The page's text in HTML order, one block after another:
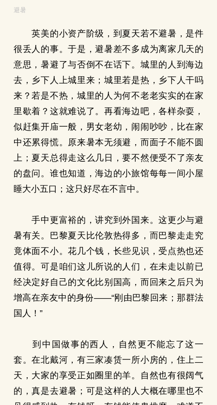
避暑
英美的小资产阶级，到夏天若不避暑，是件
很丢人的事。于是，避暑差不多成为离家几天的
意思，暑避了与否倒不在话下。城里的人到海边
去，乡下人上城里来；城里若是热，乡下人干吗
来？若是不热，城里的人为何不老老实实的在家
里歇着？这就难说了。再看海边吧，各样杂耍，
似赶集开庙一般，男女老幼，闹闹吵吵，比在家
中还累得慌。原来暑本无须避，而面子不能不圆
上；夏天总得走这么几日，要不然便受不了亲友
的盘问。谁也知道，海边的小旅馆每每一间小屋
睡大小五口；这只好尽在不言中。
手中更富裕的，讲究到外国来。这更少与避
暑有关。巴黎夏天比伦敦热得多，而巴黎走走究
竟体面不小。花几个钱，长些见识，受点热也还
值得。可是咱们这儿所说的人们，在未走以前已
经决定好自己的文化比别国高，而回来之后只为
增高在亲友中的身份——“刚由巴黎回来；那群法
国人！”
到中国做事的西人，自然更不能忘了这一
套。在北戴河，有三家凑赁一所小房的，住上二
天，大家的享受正如圈里的羊。自然也有很阔气
的，真是去避暑；可是这样的人大概在哪里也不